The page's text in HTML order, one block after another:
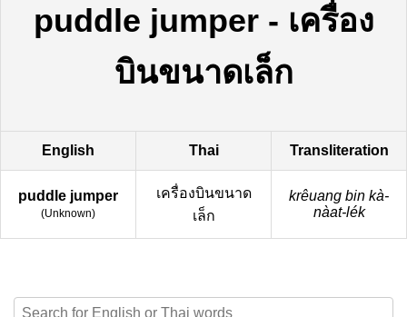
puddle jumper- เครื่อง
บินขนาดเล็ก
English Thai Transliteration
puddle jumper
(Unknown)
เครื่องบินขนาด
เล็ก
krêuang bin kà-
nàat-lék